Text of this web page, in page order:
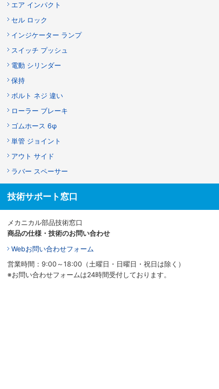
エア インパクト
セル ロック
インジケーター ランプ
スイッチ プッシュ
電動 シリンダー
保持
ボルト ネジ 違い
ローラー ブレーキ
ゴムホース 6φ
単管 ジョイント
アウト サイド
ラバー スペーサー
技術サポート窓口
メカニカル部品技術窓口
商品の仕様・技術のお問い合わせ
Webお問い合わせフォーム
営業時間：9:00～18:00（土曜日・日曜日・祝日は除く）
※お問い合わせフォームは24時間受付しております。